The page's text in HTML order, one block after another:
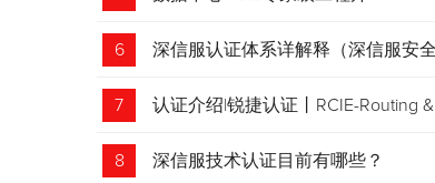
6 深信服认证体系详解释（深信服安全
7 认证介绍|锐捷认证丨RCIE-Routing
8 深信服技术认证目前有哪些？